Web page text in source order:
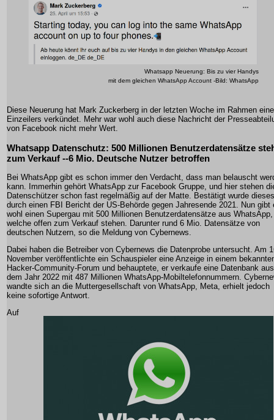
Whatsapp Neuerung: Bis zu vier Handys
mit dem gleichen WhatsApp Account -Bild: WhatsApp
Diese Neuerung hat Mark Zuckerberg in der letzten Woche im Rahmen
Einzeilers verkündet. Mehr war wohl auch diese Nachricht der
von Facebook nicht mehr Wert.
Whatsapp Datenschutz: 500 Millionen Benutzerdatensätze
zum Verkauf --6 Mio. Deutsche Nutzer betroffen
Bei WhatsApp gibt es schon immer den Verdacht, dass man belauscht
kann. Immerhin gehört WhatsApp zur Facebook Gruppe, und hier stehen
Datenschützer schon fast regelmäßig auf der Matte. Bestätigt wurde dieses
durch einen FBI Bericht der US-Behörde gegen Jahresende 2021. Nun gibt
wohl einen Supergau mit 500 Millionen Benutzerdatensätze aus WhatsApp,
welche offen zum Verkauf stehen. Darunter rund 6 Mio. Datensätze von
deutschen Nutzern, so die Meldung von Cybernews.
Dabei haben die Betreiber von Cybernews die Datenprobe untersucht. Am
November veröffentlichte ein Schauspieler eine Anzeige in einem
Hacker-Community-Forum und behauptete, er verkaufe eine Datenbank aus
dem Jahr 2022 mit 487 Millionen WhatsApp-Mobiltelefonnummern.
wandte sich an die Muttergesellschaft von WhatsApp, Meta, erhielt jedoch
keine sofortige Antwort.
Auf